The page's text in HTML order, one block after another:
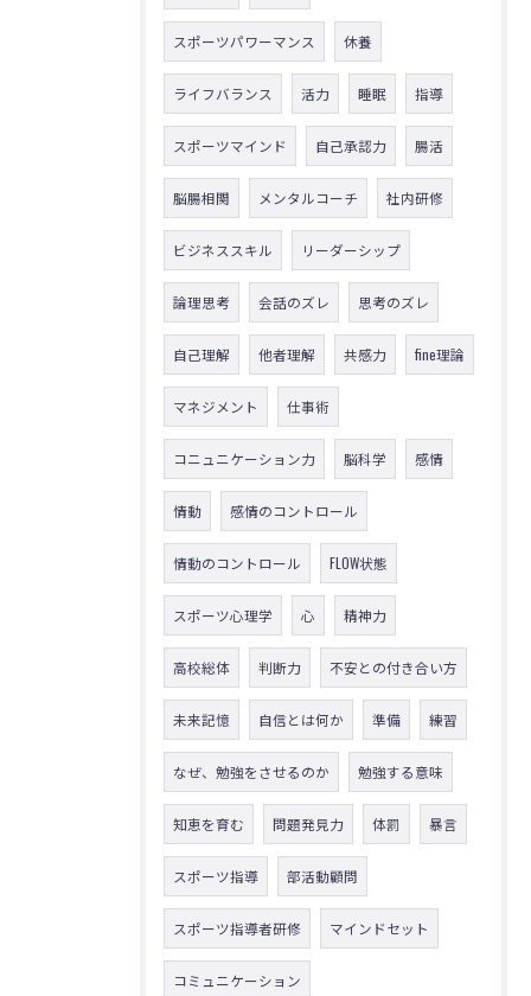
スポーツパワーマンス 休養
ライフバランス 活力 睡眠 指導
スポーツマインド 自己承認力 腸活
脳腸相関 メンタルコーチ 社内研修
ビジネススキル リーダーシップ
論理思考 会話のズレ 思考のズレ
自己理解 他者理解 共感力 fine理論
マネジメント 仕事術
コニュニケーション力 脳科学 感情
情動 感情のコントロール
情動のコントロール FLOW状態
スポーツ心理学 心 精神力
高校総体 判断力 不安との付き合い方
未来記憶 自信とは何か 準備 練習
なぜ、勉強をさせるのか 勉強する意味
知恵を育む 問題発見力 体罰 暴言
スポーツ指導 部活動顧問
スポーツ指導者研修 マインドセット
コミュニケーション